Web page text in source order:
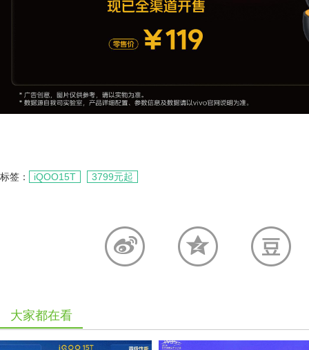
标签： iQOO15T 3799元起
大家都在看